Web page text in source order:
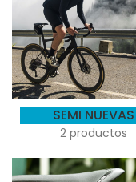
SEMI NUEVAS
2 productos